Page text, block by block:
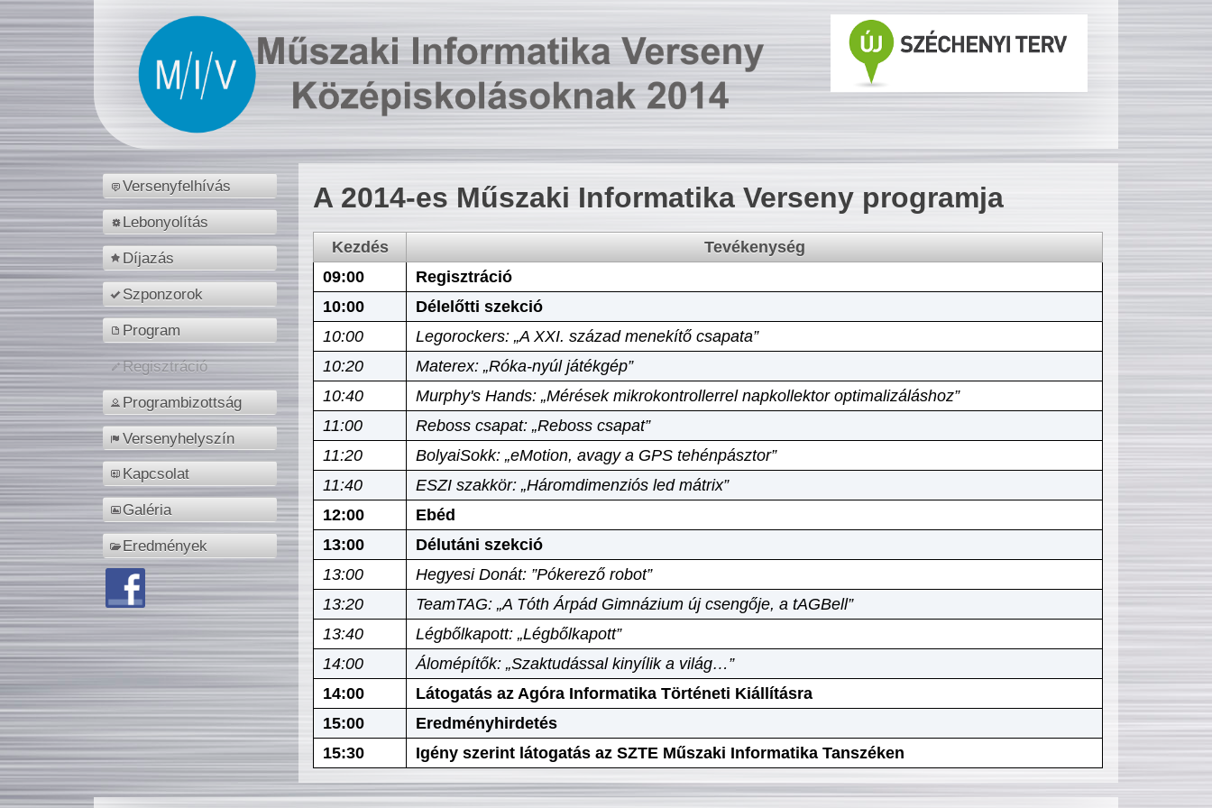
Versenyfelhívás
Lebonyolítás
Díjazás
Szponzorok
Program
Regisztráció
Programbizottság
Versenyhelyszín
Kapcsolat
Galéria
Eredmények
A 2014-es Műszaki Informatika Verseny programja
Kezdés
Tevékenység
09:00
Regisztráció
10:00
Délelőtti szekció
10:00
Legorockers: „A XXI. század menekítő csapata”
10:20
Materex: „Róka-nyúl játékgép”
10:40
Murphy's Hands: „Mérések mikrokontrollerrel napkollektor optimalizáláshoz”
11:00
Reboss csapat: „Reboss csapat”
11:20
BolyaiSokk: „eMotion, avagy a GPS tehénpásztor”
11:40
ESZI szakkör: „Háromdimenziós led mátrix”
12:00
Ebéd
13:00
Délutáni szekció
13:00
Hegyesi Donát: ”Pókerező robot”
13:20
TeamTAG: „A Tóth Árpád Gimnázium új csengője, a tAGBell”
13:40
Légbőlkapott: „Légbőlkapott”
14:00
Álomépítők: „Szaktudással kinyílik a világ…”
14:00
Látogatás az Agóra Informatika Történeti Kiállításra
15:00
Eredményhirdetés
15:30
Igény szerint látogatás az SZTE Műszaki Informatika Tanszéken